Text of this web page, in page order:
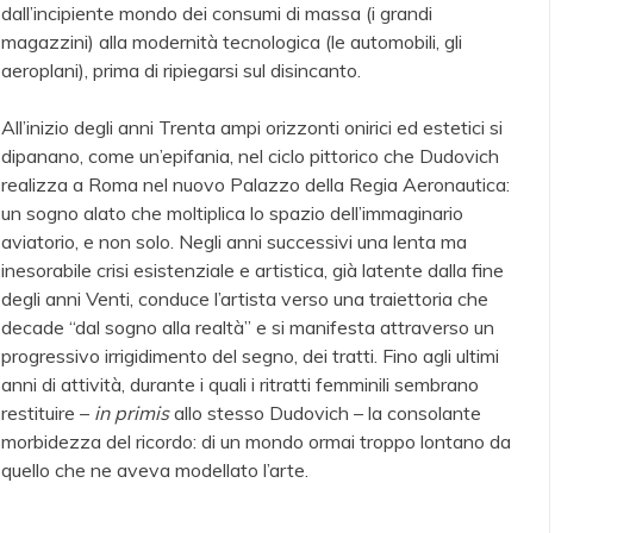
AM.52882A
LA DIFESA
VIENE DAL
CIELO
AM.51234A
COFANETTO
"COLLANA
FUMETTI"
CENTENARIO
DELL'AM
€ 20,00
dall’incipiente mondo dei consumi di massa (i grandi
magazzini) alla modernità tecnologica (le automobili, gli
aeroplani), prima di ripiegarsi sul disincanto.
All’inizio degli anni Trenta ampi orizzonti onirici ed estetici si
dipanano, come un’epifania, nel ciclo pittorico che Dudovich
realizza a Roma nel nuovo Palazzo della Regia Aeronautica:
un sogno alato che moltiplica lo spazio dell’immaginario
aviatorio, e non solo. Negli anni successivi una lenta ma
inesorabile crisi esistenziale e artistica, già latente dalla fine
degli anni Venti, conduce l’artista verso una traiettoria che
decade “dal sogno alla realtà” e si manifesta attraverso un
progressivo irrigidimento del segno, dei tratti. Fino agli ultimi
anni di attività, durante i quali i ritratti femminili sembrano
restituire – in primisallo stesso Dudovich – la consolante
morbidezza del ricordo: di un mondo ormai troppo lontano da
quello che ne aveva modellato l’arte.